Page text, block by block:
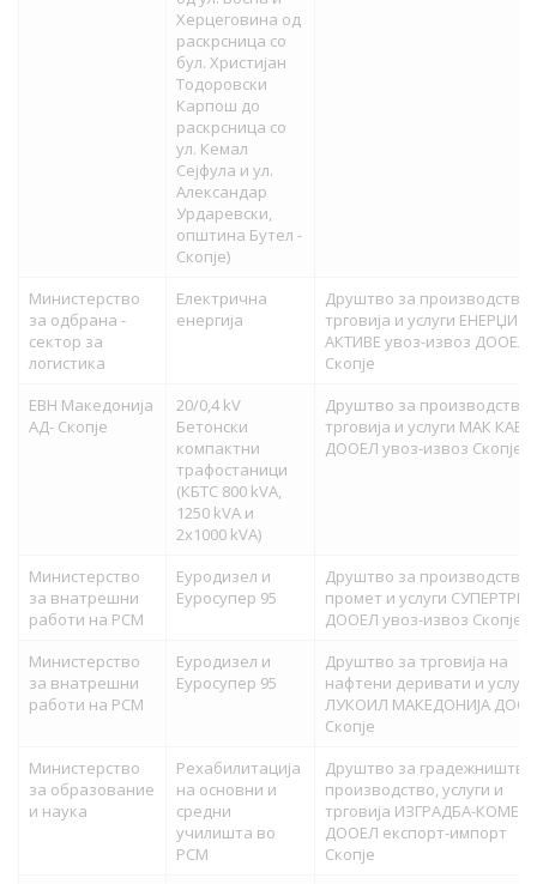
Херцеговина од
раскрсница со
бул. Христијан
Тодоровски
Карпош до
раскрсница со
ул. Кемал
Сејфула и ул.
Александар
Урдаревски,
општина Бутел -
Скопје)
Министерство
за одбрана -
сектор за
логистика
Електрична
енергија
Друштво за производство,
трговија и услуги ЕНЕРЏИ
АКТИВЕ увоз-извоз ДООЕЛ
Скопје
ЕВН Македонија
АД- Скопје
20/0,4 kV
Бетонски
компактни
трафостаници
(КБТС 800 kVA,
1250 kVA и
2x1000 kVA)
Друштво за производство
трговија и услуги МАК КАБ
ДООЕЛ увоз-извоз Скопје
Министерство
за внатрешни
работи на РСМ
Еуродизел и
Еуросупер 95
Друштво за производство,
промет и услуги
ДООЕЛ увоз-извоз Скопје
Министерство
за внатрешни
работи на РСМ
Еуродизел и
Еуросупер 95
Друштво за трговија на
нафтени деривати и услуги
ЛУКОИЛ МАКЕДОНИЈА
Скопје
Министерство
за образование
и наука
Рехабилитација
на основни и
средни
училишта во
РСМ
Друштво за градежништво,
производство, услуги и
трговија ИЗГРАДБА-
ДООЕЛ експорт-импорт
Скопје